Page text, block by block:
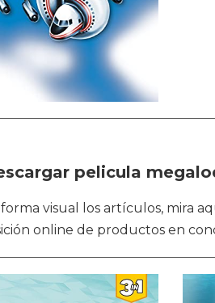
pelicula
visual los artículos, mira
online de productos en